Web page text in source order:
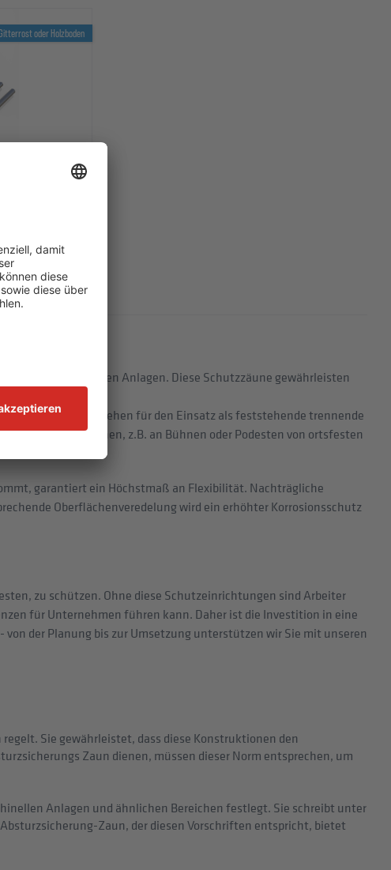
oder Holzboden
BASIC L
zu maschinellen Anlagen. Diese Schutzzäune gewährleisten
vorgesehen für den Einsatz als feststehende trennende
von Personen, z.B. an Bühnen oder Podesten von ortsfesten
garantiert ein Höchstmaß an Flexibilität. Nachträgliche
Oberflächenveredelung wird ein erhöhter Korrosionsschutz
zu schützen. Ohne diese Schutzeinrichtungen sind Arbeiter
für Unternehmen führen kann. Daher ist die Investition in eine
der Planung bis zur Umsetzung unterstützen wir Sie mit unseren
Sie gewährleistet, dass diese Konstruktionen den
Zaun dienen, müssen dieser Norm entsprechen, um
Anlagen und ähnlichen Bereichen festlegt. Sie schreibt unter
Zaun, der diesen Vorschriften entspricht, bietet